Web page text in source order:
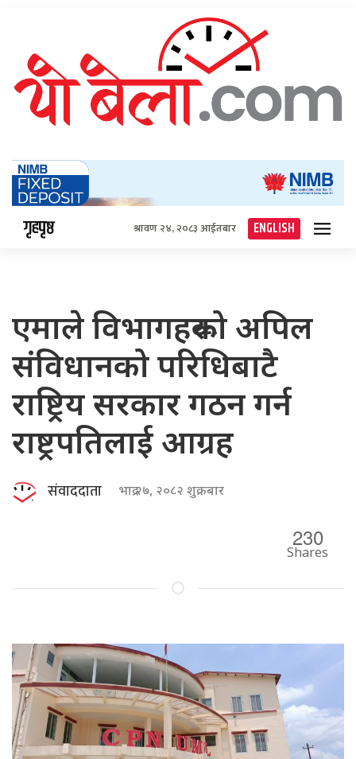
गृहपृष्ठ श्रावण २४, २०८३ आईतबार ENGLISH
एमाले विभागहरूको अपिल
संविधानको परिधिबाटै
राष्ट्रिय सरकार गठन गर्न
राष्ट्रपतिलाई आग्रह
संवाददाता भाद्र २७, २०८२ शुक्रबार
230
Shares